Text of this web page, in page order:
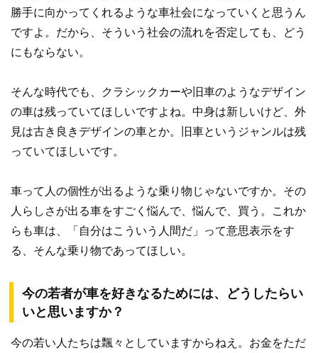
勝手に向かってくれるような車社会になっていくと思うん
ですよ。だから、そういう社会の流れを否定しても、どう
にもならない。
そんな時代でも、クラシックカーや旧車のようなデザイン
の車は残っていてほしいですよね。中身は新しいけど、外
見は古き良きデザインの車とか。旧車というジャンルは残
っていてほしいです。
車って人の個性が出るような乗り物じゃないですか。その
人らしさが出る車をすごく悩んで、悩んで、買う。これか
らも車は、「自分はこういう人間だ」って意思表示をす
る、そんな乗り物であってほしい。
今の若者が車を好きなるためには、どうしたらい
いと思いますか？
今の若い人たちは飄々としていますからねえ。お金をただ